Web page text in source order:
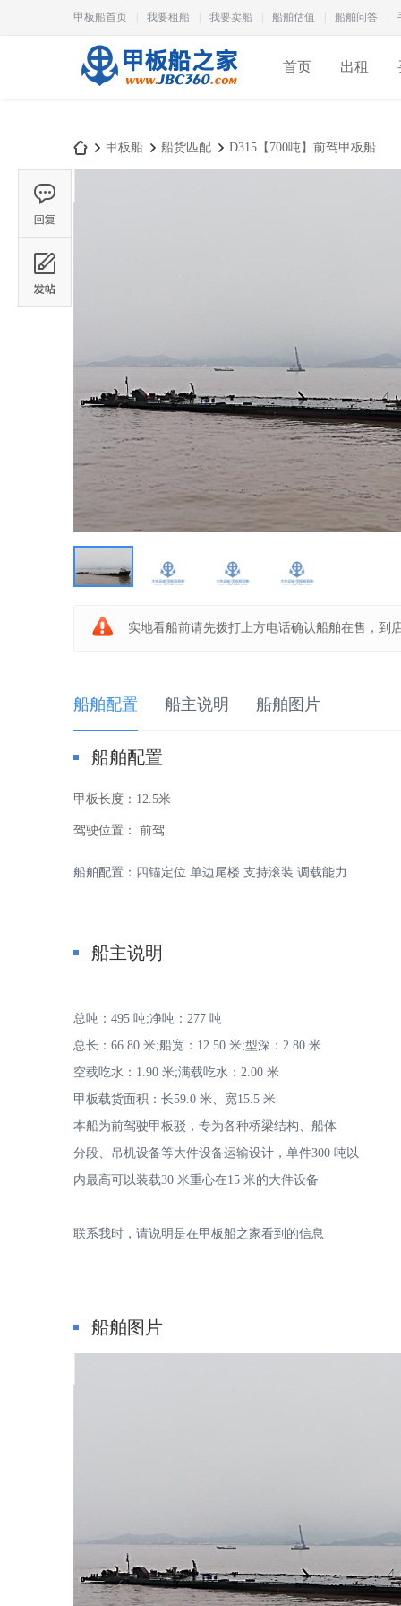
甲板船首页 我要租船 我要卖船 船舶估值 船舶问答
首页 出租
板
船
之
-
甲板船 船货匹配 D315【700吨】前驾甲板船
实地看船前请先拨打上方电话确认船舶在售，到
船舶配置 船主说明 船舶图片
船舶配置
甲板长度： 12.5米
驾驶位置： 前驾
船舶配置：四锚定位 单边尾楼 支持滚装 调载能力
船主说明
总吨：495 吨;净吨：277 吨
总长：66.80 米;船宽：12.50 米;型深：2.80 米
空载吃水：1.90 米;满载吃水：2.00 米
甲板载货面积：长59.0 米、宽15.5 米
本船为前驾驶甲板驳，专为各种桥梁结构、船体
分段、吊机设备等大件设备运输设计，单件300 吨以
内最高可以装载30 米重心在15 米的大件设备
联系我时，请说明是在甲板船之家看到的信息
船舶图片